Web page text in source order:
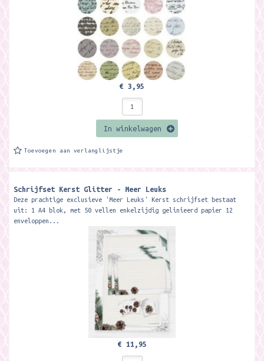
€ 3,95
In winkelwagen
Toevoegen aan verlanglijstje
Schrijfset Kerst Glitter - Meer Leuks
Deze prachtige exclusieve 'Meer Leuks' Kerst schrijfset bestaat
uit: 1 A4 blok, met 50 vellen enkelzijdig gelinieerd papier 12
enveloppen...
€ 11,95